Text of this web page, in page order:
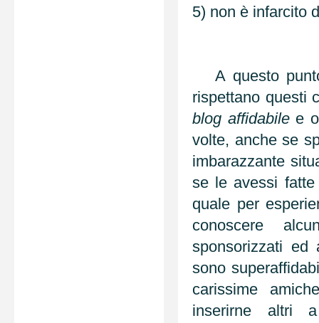
5) non è infarcito
A questo
rispettano questi
blog affidabilee
volte, anche se
imbarazzante
se le avessi
quale per
conoscere
sponsorizzati ed
sono
carissime
inserirne altri